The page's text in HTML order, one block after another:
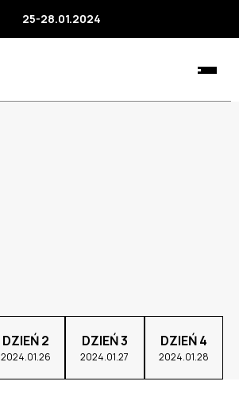
25-28.01.2024
DZIEŃ 2
2024.01.26
DZIEŃ 3
2024.01.27
DZIEŃ 4
2024.01.28